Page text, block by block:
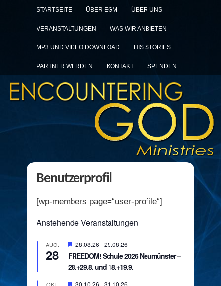
STARTSEITE ÜBER EGM ÜBER UNS
VERANSTALTUNGEN WAS WIR ANBIETEN
MP3 UND VIDEO DOWNLOAD HIS STORIES
PARTNER WERDEN KONTAKT SPENDEN
Benutzerprofil
[wp-members page=“user-profile“]
Anstehende Veranstaltungen
AUG.
28
Hervorgehoben
28.08.26 -29.08.26
FREEDOM! Schule 2026 Neumünster –
28.+29.8. und 18.+19.9.
OKT. Hervorgehoben
30.10.26 -31.10.26